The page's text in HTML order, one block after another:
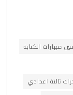
مهارات الكتابة
تالتة اعدادي